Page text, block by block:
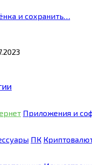
и сохранить…
Приложения и
ПК